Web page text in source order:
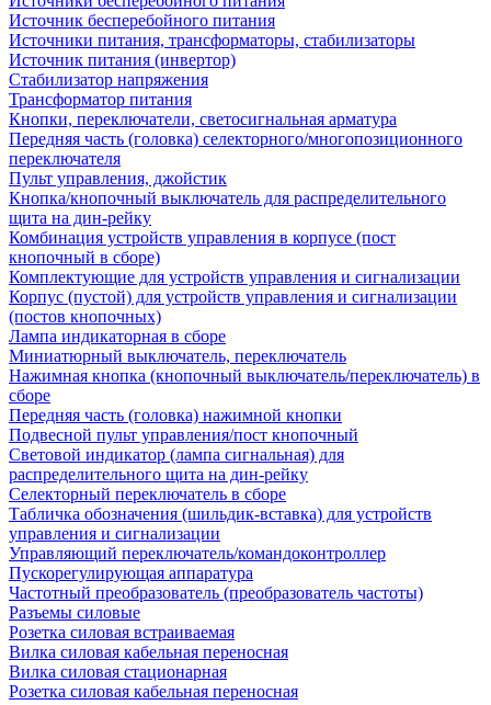
Источник бесперебойного питания
Источники питания, трансформаторы, стабилизаторы
Источник питания (инвертор)
Стабилизатор напряжения
Трансформатор питания
Кнопки, переключатели, светосигнальная арматура
Передняя часть (головка) селекторного/многопозиционного
переключателя
Пульт управления, джойстик
Кнопка/кнопочный выключатель для распределительного
щита на дин-рейку
Комбинация устройств управления в корпусе (пост
кнопочный в сборе)
Комплектующие для устройств управления и сигнализации
Корпус (пустой) для устройств управления и сигнализации
(постов кнопочных)
Лампа индикаторная в сборе
Миниатюрный выключатель, переключатель
Нажимная кнопка (кнопочный выключатель/переключатель) в
сборе
Передняя часть (головка) нажимной кнопки
Подвесной пульт управления/пост кнопочный
Световой индикатор (лампа сигнальная) для
распределительного щита на дин-рейку
Селекторный переключатель в сборе
Табличка обозначения (шильдик-вставка) для устройств
управления и сигнализации
Управляющий переключатель/командоконтроллер
Пускорегулирующая аппаратура
Частотный преобразователь (преобразователь частоты)
Разъемы силовые
Розетка силовая встраиваемая
Вилка силовая кабельная переносная
Вилка силовая стационарная
Розетка силовая кабельная переносная